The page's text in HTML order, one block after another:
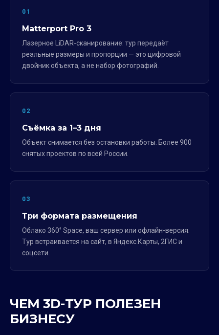
01
Matterport Pro 3
Лазерное LiDAR-сканирование: тур передаёт
реальные размеры и пропорции — это цифровой
двойник объекта, а не набор фотографий.
02
Съёмка за 1–3 дня
Объект снимается без остановки работы. Более 900
снятых проектов по всей России.
03
Три формата размещения
Облако 360° Space, ваш сервер или офлайн-версия.
Тур встраивается на сайт, в Яндекс.Карты, 2ГИС и
соцсети.
ЧЕМ 3D-ТУР ПОЛЕЗЕН
БИЗНЕСУ